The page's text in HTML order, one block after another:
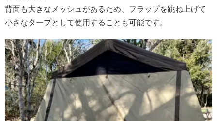
背面も大きなメッシュがあるため、フラップを跳ね上げて
小さなタープとして使用することも可能です。